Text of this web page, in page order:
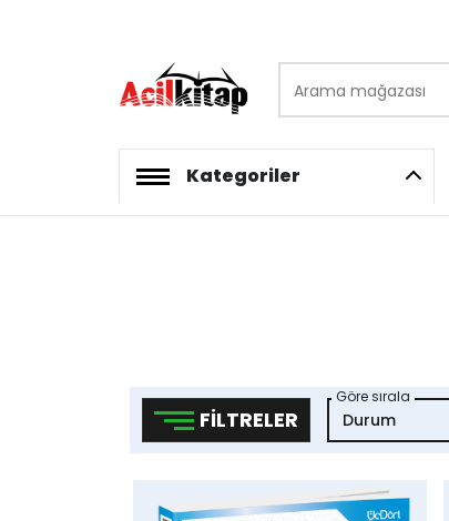
logo
Kategoriler
FILTRELER
Göre sırala